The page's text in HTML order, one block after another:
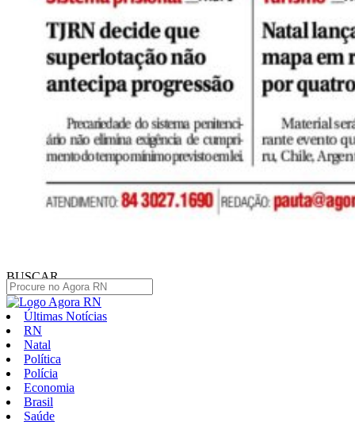
BUSCAR
Últimas Notícias
RN
Natal
Política
Polícia
Economia
Brasil
Saúde